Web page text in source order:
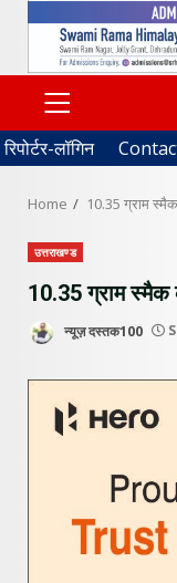
PRIMARY
MENU
रिपोर्टर-लॉगिन
Home 10.35 ग्राम
उत्तराखण्ड
10.35 ग्राम स्मैक
न्यूज़ दस्तक100